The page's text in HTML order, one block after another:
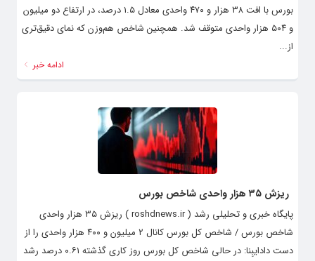
بورس با افت ۳۸ هزار و ۴۷۰ واحدی معادل ۱.۵ درصد، در ارتفاع دو میلیون
و ۵۰۴ هزار واحدی متوقف شد. همچنین شاخص هم‌وزن که نمای دقیق‌تری
از...
ادامه خبر
ریزش ۳۵ هزار واحدی شاخص بورس
پایگاه خبری و تحلیلی رشد ( roshdnews.ir ) ریزش ۳۵ هزار واحدی
شاخص بورس / شاخص کل بورس کانال ۲ میلیون و ۴۰۰ هزار واحدی را از
دست دادایبِنا: در حالی شاخص کل بورس روز کاری گذشته ۰.۶۱ درصد رشد